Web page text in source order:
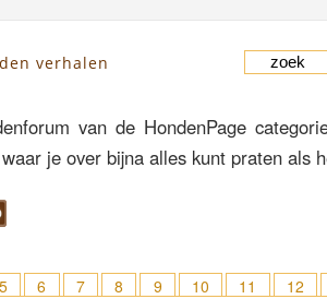
verhalen
van de HondenPage
je over bijna alles kunt praten als
5 6 7 8 9 10 11 12